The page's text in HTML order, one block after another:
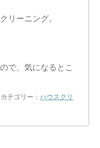
リーニング。
で、気になるとこ
テゴリー：ハウスクリ